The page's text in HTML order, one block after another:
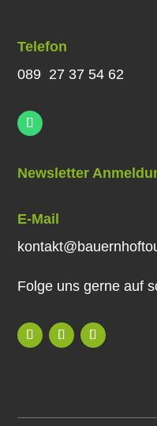
Telefon
089 27 37 54 62
Newsletter
E-Mail
Folge uns gerne auf